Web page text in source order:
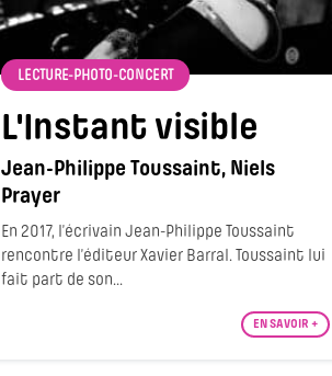
LECTURE-PHOTO-CONCERT
L'Instant visible
Jean-Philippe Toussaint, Niels
Prayer
En 2017, l’écrivain Jean-Philippe Toussaint
rencontre l’éditeur Xavier Barral. Toussaint lui
fait part de son...
EN SAVOIR +